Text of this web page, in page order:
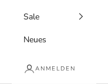
Sale
Neues
ANMELDEN